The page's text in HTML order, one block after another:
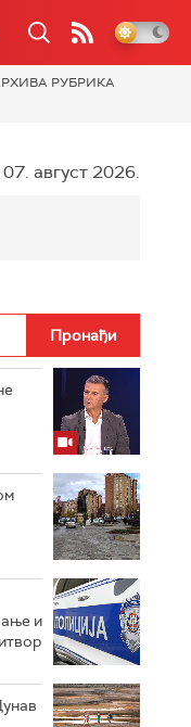
РУБРИКА
август 2026.
и